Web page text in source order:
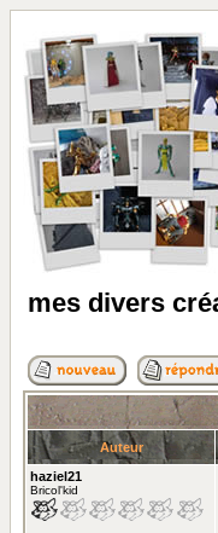
mes divers
Auteur
haziel21
Bricol'kid